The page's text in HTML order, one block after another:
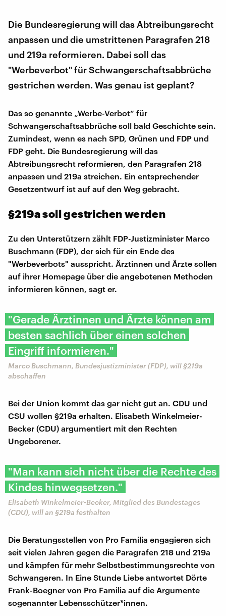
Die Bundesregierung will das Abtreibungsrecht
anpassen und die umstrittenen Paragrafen 218
und 219a reformieren. Dabei soll das
"Werbeverbot" für Schwangerschaftsabbrüche
gestrichen werden. Was genau ist geplant?
Das so genannte „Werbe-Verbot“ für
Schwangerschaftsabbrüche soll bald Geschichte sein.
Zumindest, wenn es nach SPD, Grünen und FDP und
FDP geht. Die Bundesregierung will das
Abtreibungsrecht reformieren, den Paragrafen 218
anpassen und 219a streichen. Ein entsprechender
Gesetzentwurf ist auf auf den Weg gebracht.
§219a soll gestrichen werden
Zu den Unterstützern zählt FDP-Justizminister Marco
Buschmann (FDP), der sich für ein Ende des
"Werbeverbots" ausspricht. Ärztinnen und Ärzte sollen
auf ihrer Homepage über die angebotenen Methoden
informieren können, sagt er.
"Gerade Ärztinnen und Ärzte können am
besten sachlich über einen solchen
Eingriff informieren."
Marco Buschmann, Bundesjustizminister (FDP), will §219a
abschaffen
Bei der Union kommt das gar nicht gut an. CDU und
CSU wollen §219a erhalten. Elisabeth Winkelmeier-
Becker (CDU) argumentiert mit den Rechten
Ungeborener.
"Man kann sich nicht über die Rechte des
Kindes hinwegsetzen."
Elisabeth Winkelmeier-Becker, Mitglied des Bundestages
(CDU), will an §219a festhalten
Die Beratungsstellen von Pro Familia engagieren sich
seit vielen Jahren gegen die Paragrafen 218 und 219a
und kämpfen für mehr Selbstbestimmungsrechte von
Schwangeren. In Eine Stunde Liebe antwortet Dörte
Frank-Boegner von Pro Familia auf die Argumente
sogenannter Lebensschützer*innen.